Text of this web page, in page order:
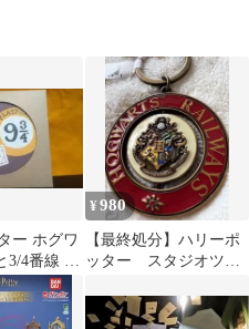
ー ホグワ
3/4番線 吸
¥980
【最終処分】ハリーポ
ッター スタジオツア
道 キーホルダー